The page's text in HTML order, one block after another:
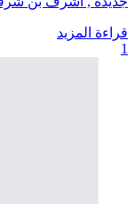
قراءة المزيد
1